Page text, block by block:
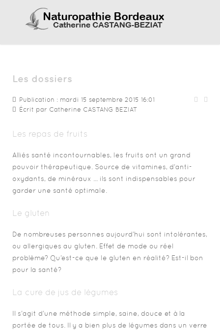
Les dossiers
Publication : mardi 15 septembre 2015 16:01
Écrit par Catherine CASTANG BEZIAT
Les repas de fruits
Alliés santé incontournables, les fruits ont un grand
pouvoir thérapeutique. Source de vitamines, d’anti-
oxydants, de minéraux ... ils sont indispensables pour
garder une santé optimale.
Le gluten
De nombreuses personnes aujourd’hui sont intolérantes,
ou allergiques au gluten. Effet de mode ou réel
problème? Qu’est-ce que le gluten en réalité? Est-il bon
pour la santé?
La cure de jus de légumes
Il s’agit d’une méthode simple, saine, douce et à la
portée de tous. Il y a bien plus de légumes dans un verre